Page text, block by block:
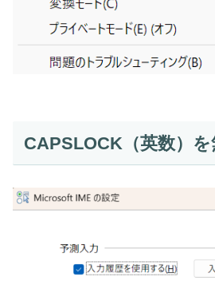
CAPSLOCK（英数）を